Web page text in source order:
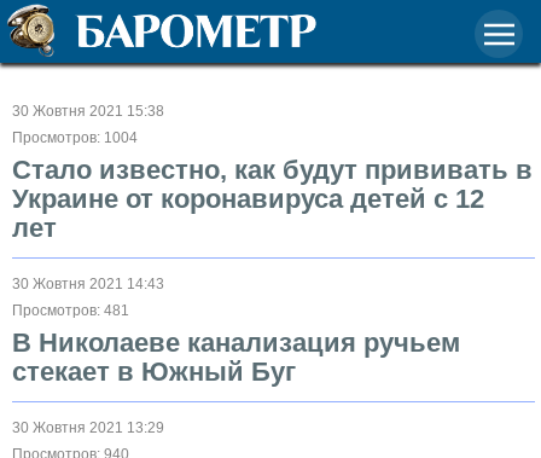
30 Жовтня 2021 15:38
Просмотров: 1004
Стало известно, как будут прививать в
Украине от коронавируса детей с 12
лет
30 Жовтня 2021 14:43
Просмотров: 481
В Николаеве канализация ручьем
стекает в Южный Буг
30 Жовтня 2021 13:29
Просмотров: 940